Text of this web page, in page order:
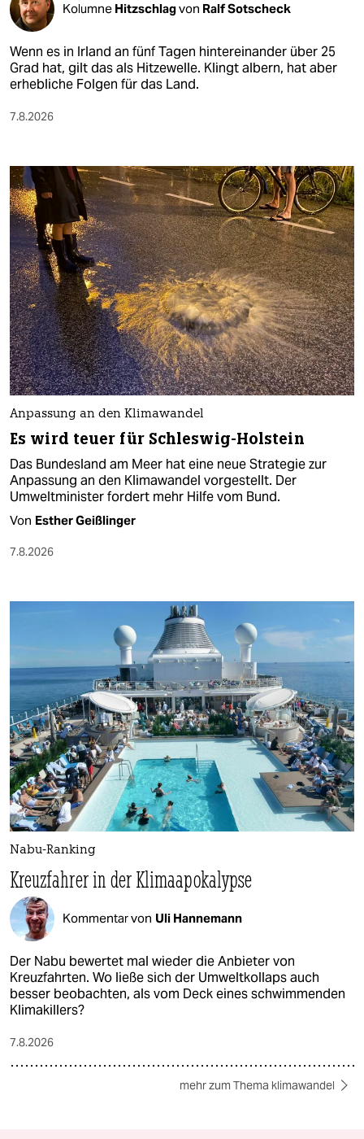
Kolumne Hitzschlagvon Ralf Sotscheck
Wenn es in Irland an fünf Tagen hintereinander über 25
Grad hat, gilt das als Hitzewelle. Klingt albern, hat aber
erhebliche Folgen für das Land.
7.8.2026
Anpassung an den Klimawandel
Es wird teuer für Schleswig-Holstein
Das Bundesland am Meer hat eine neue Strategie zur
Anpassung an den Klimawandel vorgestellt. Der
Umweltminister fordert mehr Hilfe vom Bund.
Von Esther Geißlinger
7.8.2026
Nabu-Ranking
Kreuzfahrer in der Klimaapokalypse
Kommentar von Uli Hannemann
Der Nabu bewertet mal wieder die Anbieter von
Kreuzfahrten. Wo ließe sich der Umweltkollaps auch
besser beobachten, als vom Deck eines schwimmenden
Klimakillers?
7.8.2026
mehr zum Thema klimawandel